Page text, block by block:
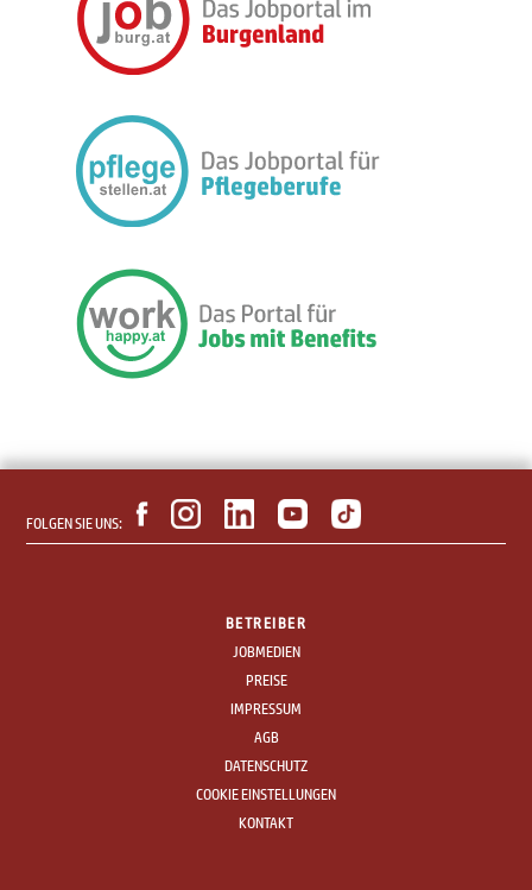
FOLGEN SIE UNS:
BETREIBER
JOBMEDIEN
PREISE
IMPRESSUM
AGB
DATENSCHUTZ
COOKIE EINSTELLUNGEN
KONTAKT